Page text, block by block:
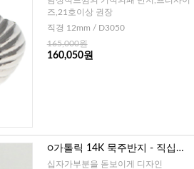
즈,21호이상 권장
직경 12mm / D3050
165,000원
160,050원
○가톨릭 14K 묵주반지 - 직십자
가
십자가부분을 돋보이게 디자인